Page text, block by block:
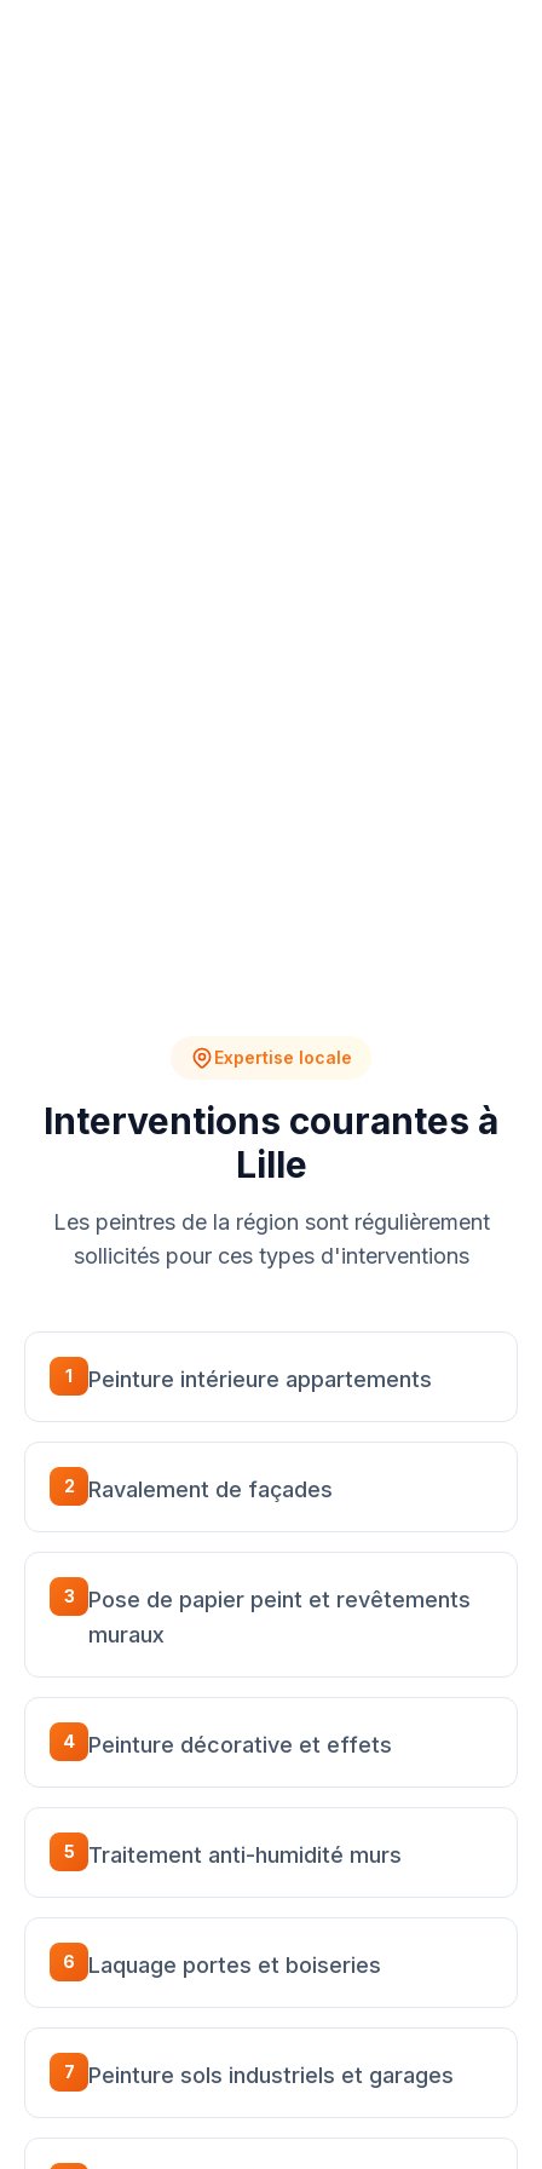
Expertise locale
Interventions courantes à
Lille
Les peintres de la région sont régulièrement
sollicités pour ces types d'interventions
1 Peinture intérieure appartements
2 Ravalement de façades
3
Pose de papier peint et revêtements
muraux
4 Peinture décorative et effets
5 Traitement anti-humidité murs
6 Laquage portes et boiseries
7 Peinture sols industriels et garages